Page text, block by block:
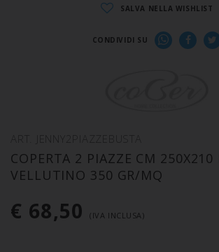
SALVA NELLA WISHLIST
CONDIVIDI SU
COPERTA 2 PIAZZE CM 250X210
VELLUTINO 350 GR/MQ
€ 68,50 (IVA INCLUSA)